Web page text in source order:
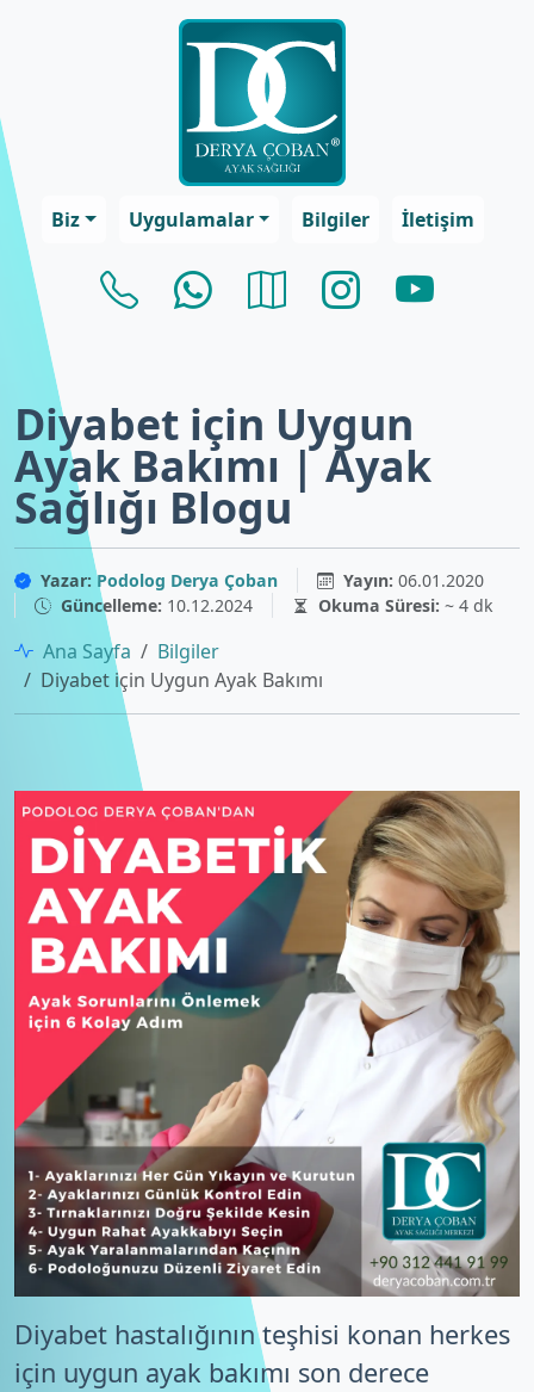
Biz Uygulamalar Bilgiler İletişim
Diyabet için Uygun
Ayak Bakımı | Ayak
Sağlığı Blogu
Yazar: Podolog Derya Çoban Yayın: 06.01.2020
Güncelleme: 10.12.2024 Okuma Süresi: ~ 4 dk
Ana Sayfa
Bilgiler
Diyabet için Uygun Ayak Bakımı
Diyabet hastalığının teşhisi konan herkes
için uygun ayak bakımı son derece